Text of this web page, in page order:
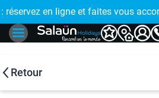
!
: réservez en ligne et faites vous
Retour